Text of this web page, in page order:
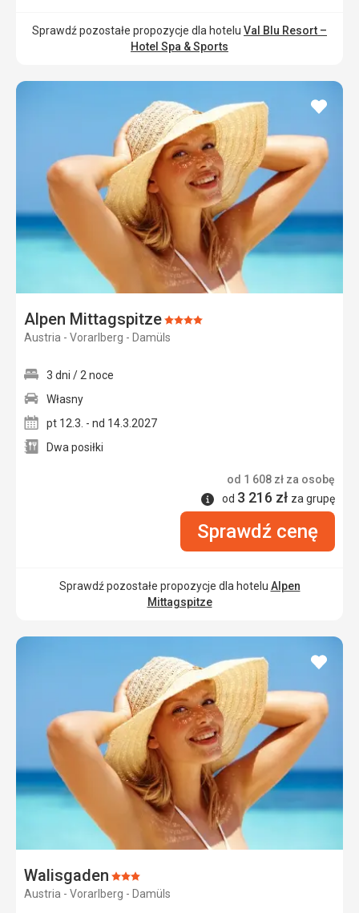
Sprawdź pozostałe propozycje dla hotelu Val Blu Resort –
Hotel Spa & Sports
Alpen MittagspitzeOcena:
4/5
Austria - Vorarlberg - Damüls
dodaj
3 dni / 2 noce
Własny
pt 12.3. - nd 14.3.2027
Dwa posiłki
od 1 608 zł za osobę
Informacje
od 3 216 zł za grupę
Sprawdź cenę
Sprawdź pozostałe propozycje dla hotelu Alpen
Mittagspitze
Walisgaden Ocena:
3/5
Austria - Vorarlberg - Damüls
dodaj